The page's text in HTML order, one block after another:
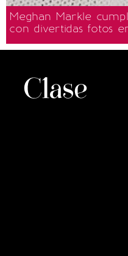
Meghan Markle
con divertidas fotos